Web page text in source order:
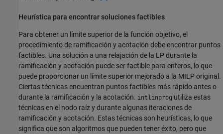
Heurística para encontrar soluciones factibles
Para obtener un límite superior de la función objetivo, el
procedimiento de ramificación y acotación debe encontrar puntos
factibles. Una solución a una relajación de la LP durante la
ramificación y acotación puede ser factible para enteros, lo que
puede proporcionar un límite superior mejorado a la MILP original.
Ciertas técnicas encuentran puntos factibles más rápido antes o
durante la ramificación y la acotación. intlinprog utiliza estas
técnicas en el nodo raíz y durante algunas iteraciones de
ramificación y acotación. Estas técnicas son heurísticas, lo que
significa que son algoritmos que pueden tener éxito, pero que